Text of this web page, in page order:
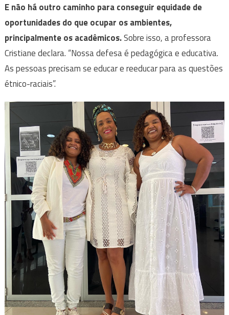
E não há outro caminho para conseguir equidade de
oportunidades do que ocupar os ambientes,
principalmente os acadêmicos.Sobre isso, a professora
Cristiane declara. “Nossa defesa é pedagógica e educativa.
As pessoas precisam se educar e reeducar para as questões
étnico-raciais”.